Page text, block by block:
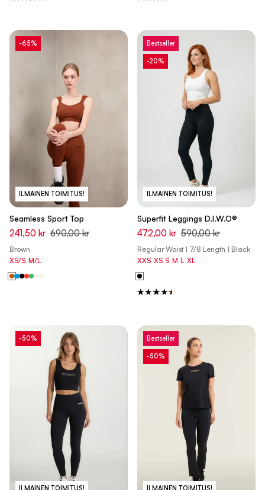
ILMAINEN TOIMITUS!
-65%
Seamless Sport Top
241,50 kr 690,00 kr
Brown
XS/S M/L
Bestseller
ILMAINEN TOIMITUS!
-20%
Superfit Leggings D.I.W.O®
472,00 kr 590,00 kr
Regular Waist | 7/8 Length | Black
XXS XS S M L XL
-50% Bestseller
-50%